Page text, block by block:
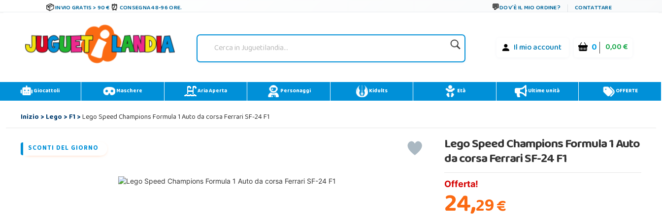
INVIO GRATIS > 90 € CONSEGNA 48-96 ORE. DOV´È IL MIO ORDINE? CONTATTARE
Il mio account 0 0,00 €
Giocattoli Maschere Aria Aperta Personaggi Kidults Età Ultime unità OFFERTE
Inizio>Lego>F1>Lego Speed Champions Formula 1 Auto da corsa Ferrari SF-24 F1
SCONTI DEL GIORNO Lego Speed Champions Formula 1 Auto
da corsa Ferrari SF-24 F1
Offerta!
24,29€